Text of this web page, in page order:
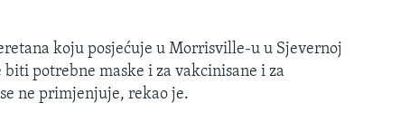
koju posjećuje u Morrisville-u u Sjevernoj
potrebne maske i za vakcinisane i za
ne primjenjuje, rekao je.